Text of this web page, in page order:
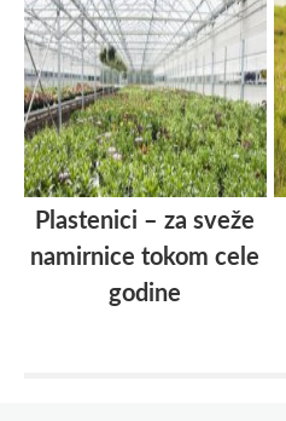
Plastenici – za sveže
namirnice tokom cele
godine